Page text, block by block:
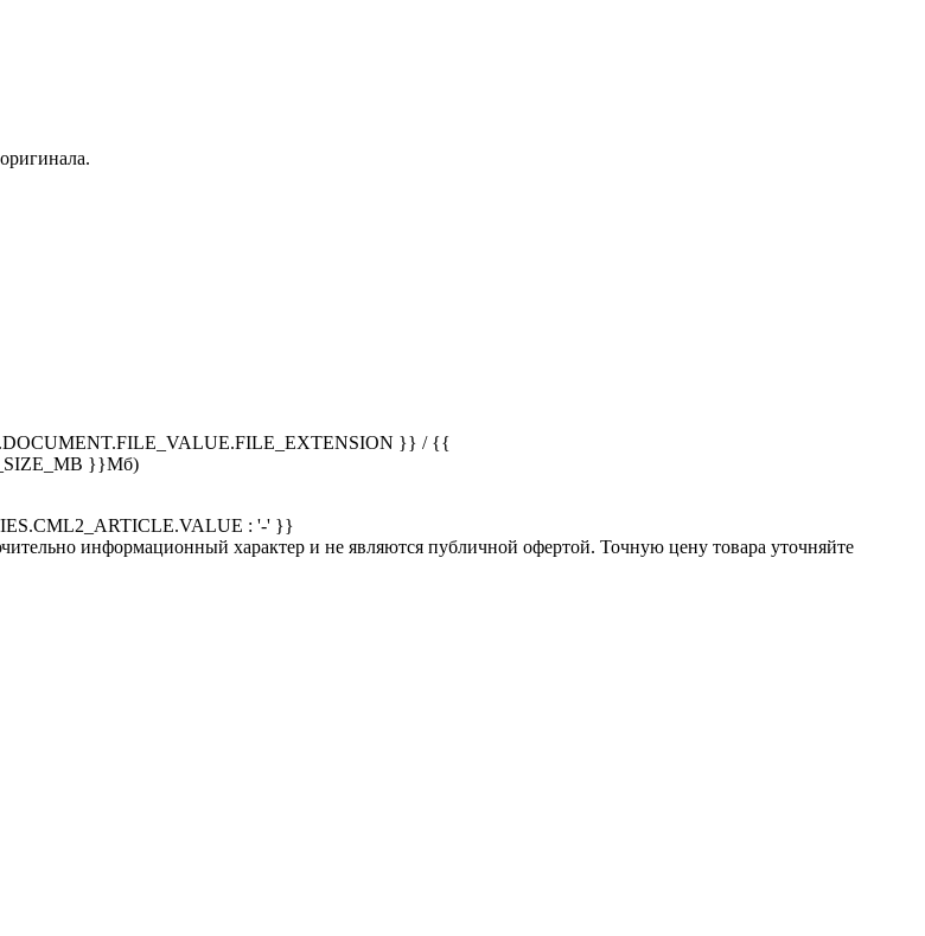
}} / {{
}}Мб)
: '-' }}
информационный характер и не являются публичной офертой. Точную цену товара уточняйте